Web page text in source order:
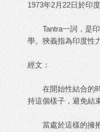
1973年2月22日於印
Tantra一詞，是印
學。狹義指為印度性
經文：
在開始性結合的時
持這個樣子，避免結
當處於這樣的擁抱